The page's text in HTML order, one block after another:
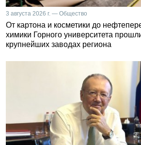
3 августа 2026 г. — Общество
От картона и косметики до
химики Горного университета
крупнейших заводах региона